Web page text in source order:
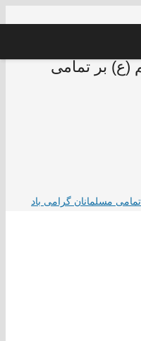
(ع) بر تمامی
مسلمانان گرامی باد